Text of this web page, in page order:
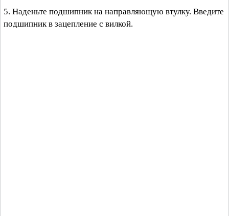
5. Наденьте подшипник на направляющую втулку. Введите
подшипник в зацепление с вилкой.